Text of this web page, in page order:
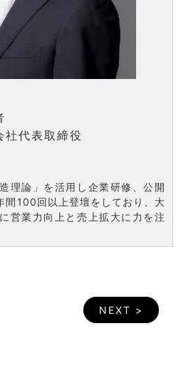
社代表取締役
理論」を活用し企業研修、公開
間100回以上登壇をしており、大
営業力向上と売上拡大に力を注
NEXT >